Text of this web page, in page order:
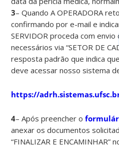
3– Quando A OPERADORA
confirmando por e-mail e
SERVIDOR proceda com
necessários via “SETOR DE
resposta padrão que indica
deve acessar nosso sistema
https://
4– Após preencher o
anexar os documentos
“FINALIZAR E ENCAMINHAR”